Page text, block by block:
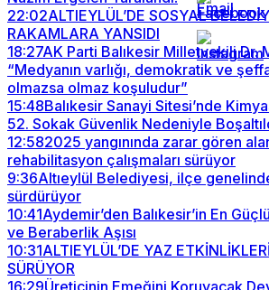
22:02ALTIEYLÜL’DE SOSYAL
RAKAMLARA YANSIDI
18:27AK Parti Balıkesir Milletvekili Dr.
“Medyanın varlığı, demokratik ve
olmazsa olmaz koşuludur”
15:48Balıkesir Sanayi Sitesi’nde
52. Sokak Güvenlik Nedeniyle
12:582025 yangınında zarar gören
rehabilitasyon çalışmaları sürüyor
9:36Altıeylül Belediyesi, ilçe
sürdürüyor
10:41Aydemir’den Balıkesir’in En
ve Beraberlik Aşısı
10:31ALTIEYLÜL’DE YAZ
SÜRÜYOR
16:29Üreticinin Emeğini Koruyacak